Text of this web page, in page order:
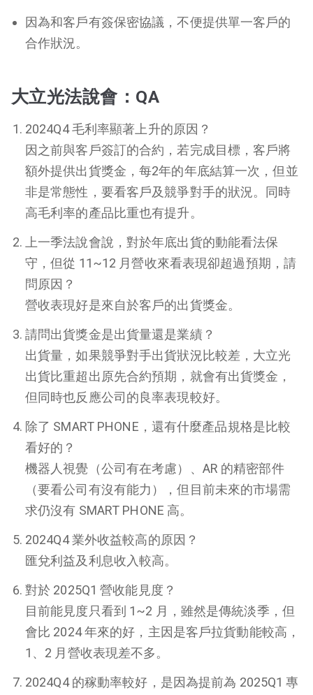
因為和客戶有簽保密協議，不便提供單一客戶的
合作狀況。
大立光法說會：QA
2024Q4 毛利率顯著上升的原因？
因之前與客戶簽訂的合約，若完成目標，客戶將
額外提供出貨獎金，每2年的年底結算一次，但並
非是常態性，要看客戶及競爭對手的狀況。同時
高毛利率的產品比重也有提升。
上一季法說會說，對於年底出貨的動能看法保
守，但從 11~12 月營收來看表現卻超過預期，請
問原因？
營收表現好是來自於客戶的出貨獎金。
請問出貨獎金是出貨量還是業績？
出貨量，如果競爭對手出貨狀況比較差，大立光
出貨比重超出原先合約預期，就會有出貨獎金，
但同時也反應公司的良率表現較好。
除了 SMART PHONE，還有什麼產品規格是比較
看好的？
機器人視覺（公司有在考慮）、AR 的精密部件
（要看公司有沒有能力），但目前未來的市場需
求仍沒有 SMART PHONE 高。
2024Q4 業外收益較高的原因？
匯兌利益及利息收入較高。
對於 2025Q1 營收能見度？
目前能見度只看到 1~2 月，雖然是傳統淡季，但
會比 2024 年來的好，主因是客戶拉貨動能較高，
1、2 月營收表現差不多。
2024Q4 的稼動率較好，是因為提前為 2025Q1 專